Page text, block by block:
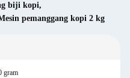
biji kopi,
pemanggang kopi 2 kg
gram